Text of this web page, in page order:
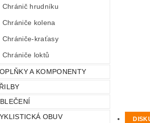
Chránič hrudníku
Chrániče kolena
Chrániče-kraťasy
Chrániče loktů
A KOMPONENTY
OBUV